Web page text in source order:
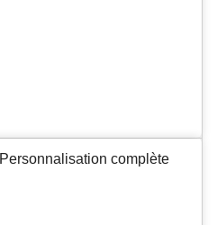
Personnalisation complète